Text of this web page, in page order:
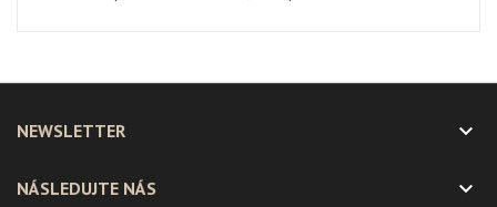
NEWSLETTER 
NÁSLEDUJTE NÁS 